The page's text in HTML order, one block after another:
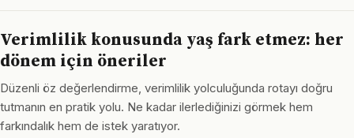
Verimlilik konusunda yaş fark etmez: her
dönem için öneriler
Düzenli öz değerlendirme, verimlilik yolculuğunda rotayı doğru
tutmanın en pratik yolu. Ne kadar ilerlediğinizi görmek hem
farkındalık hem de istek yaratıyor.